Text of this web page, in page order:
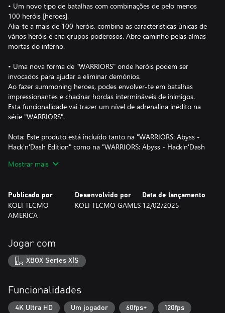
• Um novo tipo de batalhas com combinações de pelo menos
100 heróis [heroes].
Alia-te a mais de 100 heróis, combina as características únicas de
vários heróis e cria grupos poderosos. Abre caminho pelas almas
mortas do inferno.
• Uma nova forma de "WARRIORS" onde heróis podem ser
invocados para ajudar a eliminar demónios.
Ao fazer summoning heroes, podes envolver-te em batalhas
impressionantes e chacinar hordas intermináveis de inimigos.
Esta funcionalidade vai trazer um nível de adrenalina inédito na
série "WARRIORS".
Nota: Este produto está incluído tanto na "WARRIORS: Abyss -
Hack'n'Dash Edition" como na "WARRIORS: Abyss - Hack'n'Dash
antes de finalizar a compra.
apresentadas.
Nota: a 4K/120fps está disponível apenas na consola Xbox Series
X. A 4K/120fps não está disponível na consola Xbox Series S.
Mostrar mais
Publicado por
KOEI TECMO
AMERICA
Desenvolvido por
KOEI TECMO GAMES
Data de lançamento
12/02/2025
Jogar com
XBOX Series X|S
Funcionalidades
4K Ultra HD Um jogador 60fps+ 120fps